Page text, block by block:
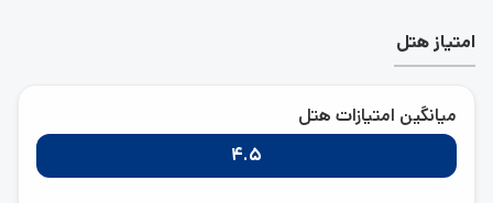
اتاق‌های هتل داریوش کیش
هتل داریوش کیش 184 اتاق لوکس و زیبا دارد و تنوع اتاق‌های
هتل دست مسافران را برای انتخاب اتاق موردعلاقه‌شان باز
امتیاز هتل
میانگین امتیازات هتل
4.5